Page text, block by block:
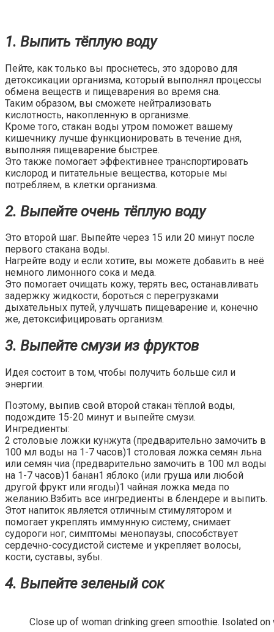
1. Выпить тёплую воду
Пейте, как только вы проснетесь, это здорово для
детоксикации организма, который выполнял процессы
обмена веществ и пищеварения во время сна.
Таким образом, вы сможете нейтрализовать
кислотность, накопленную в организме.
Кроме того, стакан воды утром поможет вашему
кишечнику лучше функционировать в течение дня,
выполняя пищеварение быстрее.
Это также помогает эффективнее транспортировать
кислород и питательные вещества, которые мы
потребляем, в клетки организма.
2. Выпейте очень тёплую воду
Это второй шаг. Выпейте через 15 или 20 минут после
первого стакана воды.
Нагрейте воду и если хотите, вы можете добавить в неё
немного лимонного сока и меда.
Это помогает очищать кожу, терять вес, останавливать
задержку жидкости, бороться с перегрузками
дыхательных путей, улучшать пищеварение и, конечно
же, детоксифицировать организм.
3. Выпейте смузи из фруктов
Идея состоит в том, чтобы получить больше сил и
энергии.
Поэтому, выпив свой второй стакан тёплой воды,
подождите 15-20 минут и выпейте смузи.
Ингредиенты:
2 столовые ложки кунжута (предварительно замочить в
100 мл воды на 1-7 часов)1 столовая ложка семян льна
или семян чиа (предварительно замочить в 100 мл воды
на 1-7 часов)1 банан1 яблоко (или груша или любой
другой фрукт или ягоды)1 чайная ложка меда по
желанию.Взбить все ингредиенты в блендере и выпить.
Этот напиток является отличным стимулятором и
помогает укреплять иммунную систему, снимает
судороги ног, симптомы менопаузы, способствует
сердечно-сосудистой системе и укрепляет волосы,
кости, суставы, зубы.
4. Выпейте зеленый сок
Close up of woman drinking green smoothie. Isolated on